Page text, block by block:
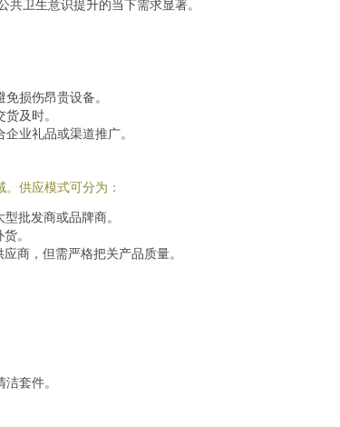
共卫生意识提升的当下需求显著。
损伤昂贵设备。
及时。
业礼品或渠道推广。
供应模式可分为：
批发商或品牌商。
。
商，但需严格把关产品质量。
套件。